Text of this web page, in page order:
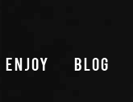
ENJOY BLOG